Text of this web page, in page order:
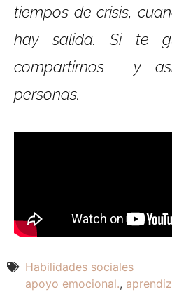
tiempos de crisis,
hay salida. Si te
compartirnos y
personas.
Habilidades sociales
apoyo emocional.,